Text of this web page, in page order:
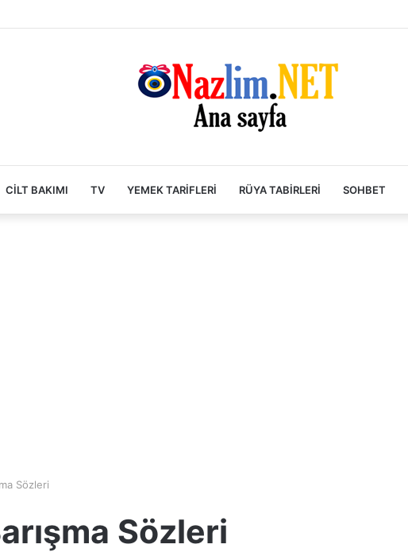
CILT BAKIMI TV YEMEK TARIFLERI RÜYA TABIRLERI SOHBET
Sözleri
Sözleri